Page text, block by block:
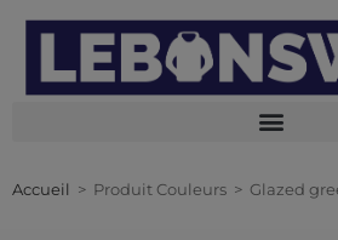
Accueil > Produit Couleurs > Glazed